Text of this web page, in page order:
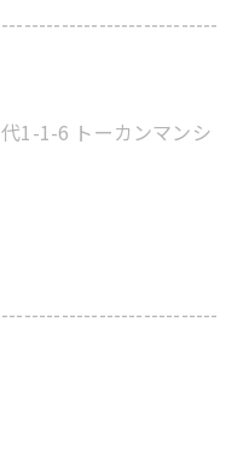
1-1-6 トーカンマンシ